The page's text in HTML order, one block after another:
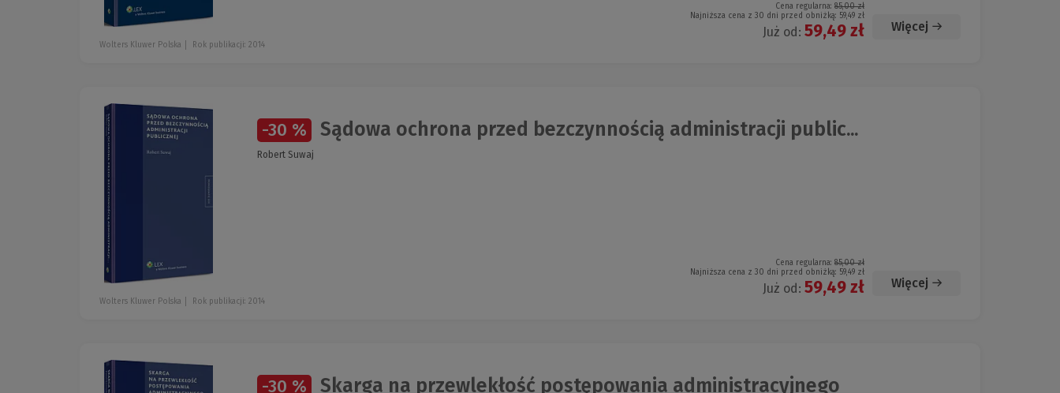
Cena regularna: 85,00 zł
Najniższa cena z 30 dni przed obniżką: 59,49 zł
Już od: 59,49 zł Więcej
Wolters Kluwer Polska Rok publikacji: 2014
-30 % Sądowa ochrona przed bezczynnością administracji public...
Robert Suwaj
Cena regularna: 85,00 zł
Najniższa cena z 30 dni przed obniżką: 59,49 zł
Już od: 59,49 zł Więcej
Wolters Kluwer Polska Rok publikacji: 2014
-30 % Skarga na przewlekłość postępowania administracyjnego